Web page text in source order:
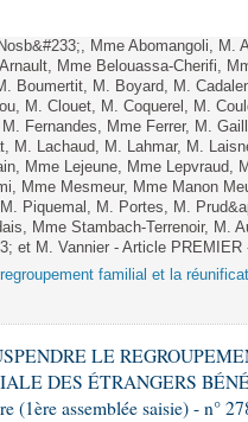
Mme Abomangoli, M.
Mme Belouassa-Cherifi,
Boumertit, M. Boyard, M.
M. Clouet, M. Coquerel, M.
Fernandes, Mme Ferrer, M.
M. Lachaud, M. Lahmar, M.
Mme Lejeune, Mme Lepvraud,
Mme Mesmeur, Mme Manon
Piquemal, M. Portes, M.
Mme Stambach-Terrenoir, M.
et M. Vannier - Article PREMIER
familial et la
LE
DES ÉTRANGERS
(1ère assemblée saisie) - n°